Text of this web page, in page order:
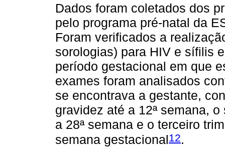
Dados foram coletados dos
pelo programa pré-natal da
Foram verificados a
sorologias) para HIV e sífilis
período gestacional em que
exames foram analisados
se encontrava a gestante,
gravidez até a 12ª semana,
a 28ª semana e o terceiro
semana gestacional12.